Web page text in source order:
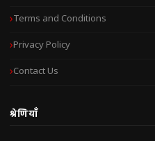
Terms and Conditions
Privacy Policy
Contact Us
श्रेणियाँ